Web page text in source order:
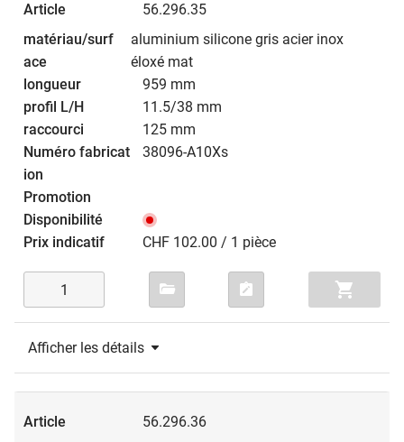
56.296.35
aluminium silicone gris acier inox
éloxé mat
959 mm
11.5/38 mm
125 mm
38096-A10Xs
CHF 102.00 / 1 pièce
Afficher les détails
56.296.36